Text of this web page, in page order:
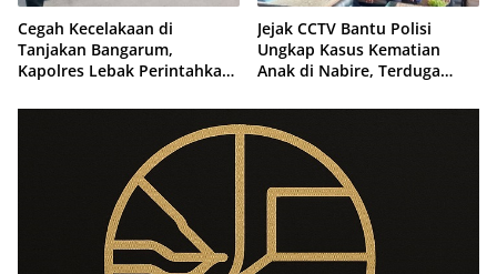
Cegah Kecelakaan di
Tanjakan Bangarum,
Kapolres Lebak Perintahkan
Lintas
Jejak CCTV Bantu Polisi
Ungkap Kasus Kematian
Anak di Nabire, Terduga
Jam